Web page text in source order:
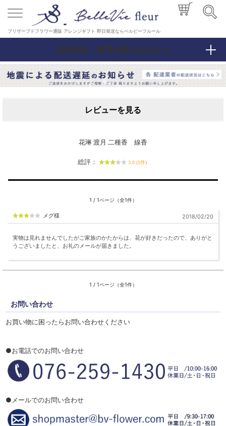
プリザーブドフラワー通販 アレンジギフト 即日発送ならベルビーフルール
臨時休業・夏季休暇のお知らせ
レビューを見る
花琳 渡月 二種香 線香
総評： 3.0 (1件)
1 / 1ページ（全1件）
メグ様 2018/02/20
実物は見れませんでしたがご家族のかたからは、花が好きだったので、ありがと
うございましたと、お礼のメールが届きました。
1 / 1ページ（全1件）
お問い合わせ
お買い物に困ったらお問い合わせください
●お電話でのお問い合わせ
●メールでのお問い合わせ